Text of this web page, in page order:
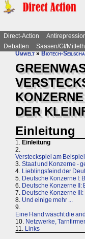
Direct-Action
Debatten
Saasen/GI/
Umwelt»Biotech-
DER
Einleitung
1. Einleitung
2.
Versteckspiel am
3. Staat und Konzerne -
4. Lieblingsfeind der
5. Deutsche Konzerne I:
6. Deutsche Konzerne
7. Deutsche Konzerne
8. Und einige mehr ...
9.
Eine Hand wäscht die
10. Netzwerke,
11. Links